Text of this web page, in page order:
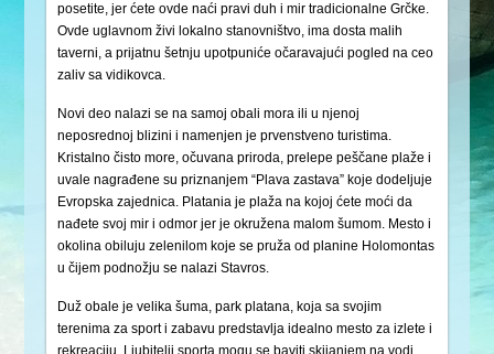
posetite, jer ćete ovde naći pravi duh i mir tradicionalne Grčke.
Ovde uglavnom živi lokalno stanovništvo, ima dosta malih
taverni, a prijatnu šetnju upotpuniće očaravajući pogled na ceo
zaliv sa vidikovca.
Novi deo nalazi se na samoj obali mora ili u njenoj
neposrednoj blizini i namenjen je prvenstveno turistima.
Kristalno čisto more, očuvana priroda, prelepe peščane plaže i
uvale nagrađene su priznanjem “Plava zastava” koje dodeljuje
Evropska zajednica. Platania je plaža na kojoj ćete moći da
nađete svoj mir i odmor jer je okružena malom šumom. Mesto i
okolina obiluju zelenilom koje se pruža od planine Holomontas
u čijem podnožju se nalazi Stavros.
Duž obale je velika šuma, park platana, koja sa svojim
terenima za sport i zabavu predstavlja idealno mesto za izlete i